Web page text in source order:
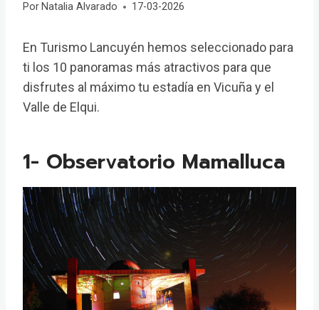
Por Natalia Alvarado 17-03-2026
En Turismo Lancuyén hemos seleccionado para
ti los 10 panoramas más atractivos para que
disfrutes al máximo tu estadía en Vicuña y el
Valle de Elqui.
1- Observatorio Mamalluca